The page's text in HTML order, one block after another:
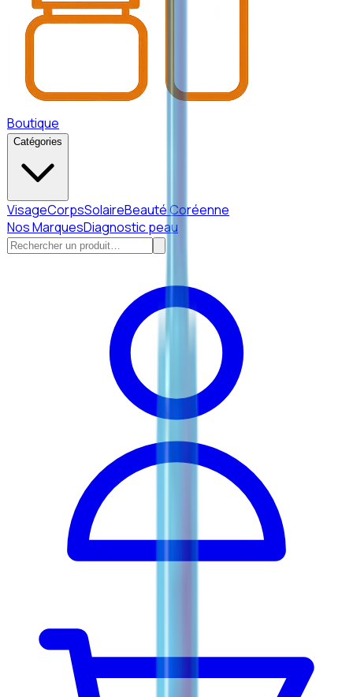
Boutique
Catégories
VisageCorpsSolaireBeauté Coréenne
Nos MarquesDiagnostic peau